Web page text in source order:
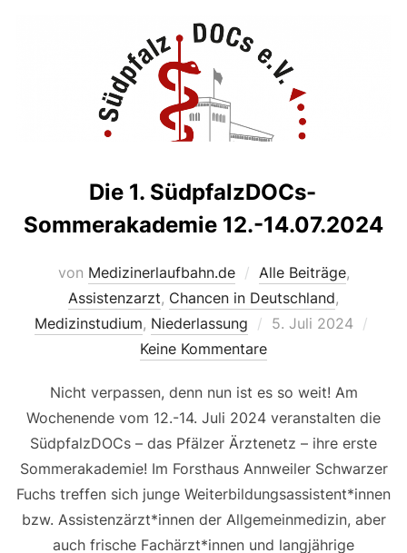
Die 1. SüdpfalzDOCs-
Sommerakademie 12.-14.07.2024
von Medizinerlaufbahn.de Alle Beiträge,
Assistenzarzt, Chancen in Deutschland,
Medizinstudium, Niederlassung
Veröffentlicht
5. Juli 2024
Keine Kommentare
Nicht verpassen, denn nun ist es so weit! Am
Wochenende vom 12.-14. Juli 2024 veranstalten die
SüdpfalzDOCs – das Pfälzer Ärztenetz – ihre erste
Sommerakademie! Im Forsthaus Annweiler Schwarzer
Fuchs treffen sich junge Weiterbildungsassistent*innen
bzw. Assistenzärzt*innen der Allgemeinmedizin, aber
auch frische Fachärzt*innen und langjährige